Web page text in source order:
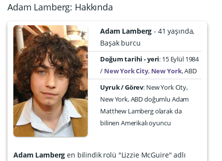
Adam Lamberg: Hakkında
Adam Lamberg 41 yaşında
Başak burcu
Doğum tarihi - yeri 15 Eylül 1984
New York City, New York,ABD
Uyruk / Görev: New York City,
New York, ABD doğumlu Adam
Matthew Lamberg olarak da
bilinen Amerikalı oyuncu
Adam Lambergen bilindik rolü "Lizzie McGuire" adlı